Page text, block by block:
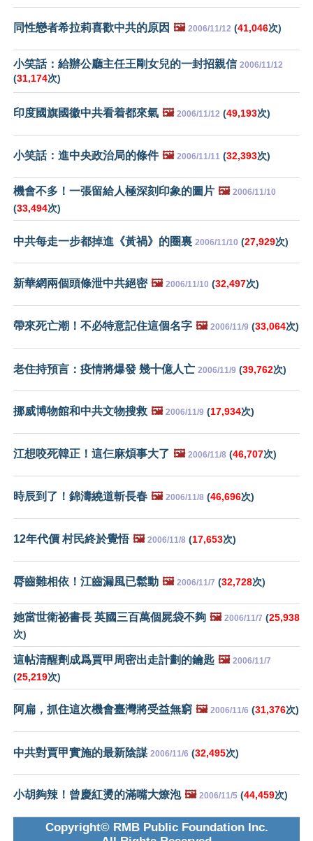
同性戀者希拉莉喜歡中共的原因 🖼️ 2006/11/12 (41,046次)
小笑話：給辦公廳主任王剛女兒的一封招親信 2006/11/12
(31,174次)
印度國旗國徽中共看着都來氣 🖼️ 2006/11/12 (49,193次)
小笑話：進中央政治局的條件 🖼️ 2006/11/11 (32,393次)
機會不多！一張留給人極深刻印象的圖片 🖼️ 2006/11/10
(33,494次)
中共每走一步都掉進《黃禍》的圈裏 2006/11/10 (27,929次)
新華網兩個頭條泄中共絕密 🖼️ 2006/11/10 (32,497次)
帶來死亡潮！不必特意記住這個名字 🖼️ 2006/11/9 (33,064次)
老住持預言：疫情將爆發 幾十億人亡 2006/11/9 (39,762次)
挪威博物館和中共文物搜救 🖼️ 2006/11/9 (17,934次)
江想咬死韓正！這仨麻煩事大了 🖼️ 2006/11/8 (46,707次)
時辰到了！錦濤繞道斬長春 🖼️ 2006/11/8 (46,696次)
12年代價 村民終於覺悟 🖼️ 2006/11/8 (17,653次)
脣齒難相依！江齒漏風已鬆動 🖼️ 2006/11/7 (32,728次)
她當世衛祕書長 英國三百萬個屍袋不夠 🖼️ 2006/11/7 (25,938
次)
這帖清醒劑成爲賈甲周密出走計劃的鑰匙 🖼️ 2006/11/7
(25,219次)
阿扁，抓住這次機會臺灣將受益無窮 🖼️ 2006/11/6 (31,376次)
中共對賈甲實施的最新陰謀 2006/11/6 (32,495次)
小胡夠辣！曾慶紅燙的滿嘴大燎泡 🖼️ 2006/11/5 (44,459次)
Copyright© RMB Public Foundation Inc.